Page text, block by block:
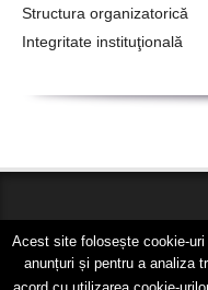
Structura organizatorică
Integritate instituţională
© COPYRIGHT 2018
Acest site folosește cookie-
anunțuri și pentru a analiza